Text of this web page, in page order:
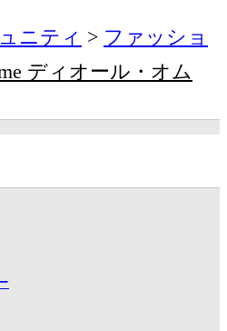
ニティ
ファッショ
ディオール・オム